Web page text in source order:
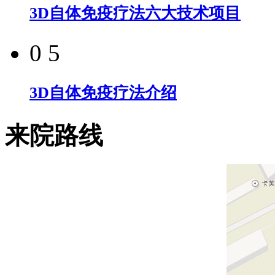
3D自体免疫疗法六大技术项目
0 5
3D自体免疫疗法介绍
来院路线